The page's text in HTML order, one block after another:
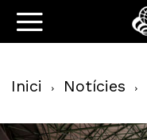
Inici Notícies